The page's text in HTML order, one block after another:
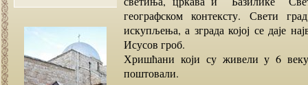
географском контексту. Свети
искупљења, а зграда којој се даје
Исусов гроб.
Хришћани који су живели у 6
поштовали.